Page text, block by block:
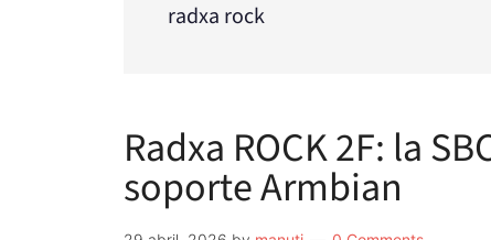
radxa rock
Radxa ROCK 2F: la
soporte Armbian